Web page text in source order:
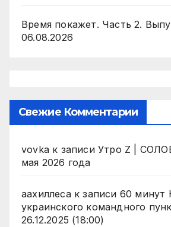
Время покажет. Часть 2.
06.08.2026
Свежие Комментарии
vovka к записи Утро Z |
мая 2026 года
аахиллесак записи 60 минут
украинского командного
26.12.2025 (18:00)